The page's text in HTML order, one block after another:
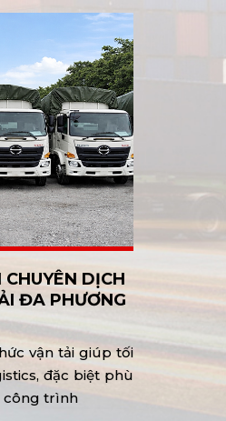
DỊCH
ĐA PHƯƠNG
vận tải giúp tối
đặc biệt phù
công trình